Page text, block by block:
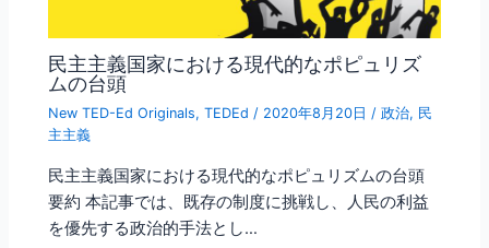
民主主義国家における現代的なポピュリズ
ムの台頭
New TED-Ed Originals,TEDEd / 2020年8月20日/政治, 民
主主義
民主主義国家における現代的なポピュリズムの台頭
要約 本記事では、既存の制度に挑戦し、人民の利益
を優先する政治的手法とし…